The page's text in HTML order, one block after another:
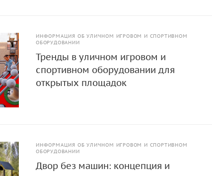
ИНФОРМАЦИЯ ОБ УЛИЧНОМ ИГРОВОМ И СПОРТИВНОМ
ОБОРУДОВАНИИ
Тренды в уличном игровом и
спортивном оборудовании для
открытых площадок
ИНФОРМАЦИЯ ОБ УЛИЧНОМ ИГРОВОМ И СПОРТИВНОМ
ОБОРУДОВАНИИ
Двор без машин: концепция и